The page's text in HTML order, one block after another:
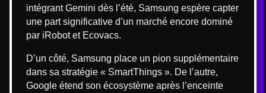
intégrant Gemini dès l’été, Samsung espère capter
une part significative d’un marché encore dominé
par iRobot et Ecovacs.
D’un côté, Samsung place un pion supplémentaire
dans sa stratégie « SmartThings ». De l’autre,
Google étend son écosystème après l’enceinte